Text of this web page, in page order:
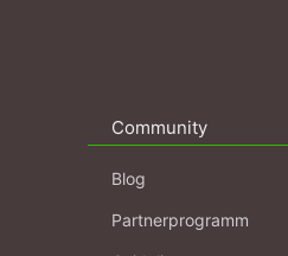
Community
Blog
Partnerprogramm